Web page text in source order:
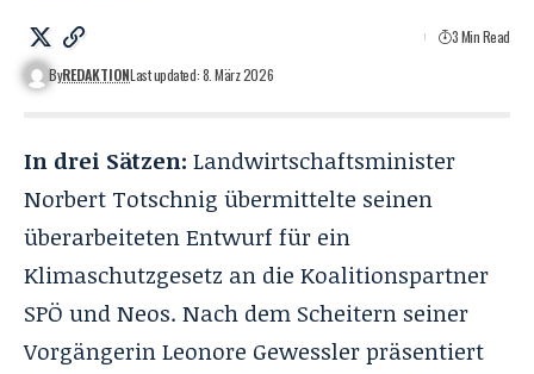
ByREDAKTIONLast updated: 8. März 2026
3 Min Read
In drei Sätzen: Landwirtschaftsminister
Norbert Totschnig übermittelte seinen
überarbeiteten Entwurf für ein
Klimaschutzgesetz an die Koalitionspartner
SPÖ und Neos. Nach dem Scheitern seiner
Vorgängerin Leonore Gewessler präsentiert